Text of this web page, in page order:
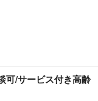
可/サービス付き高齢